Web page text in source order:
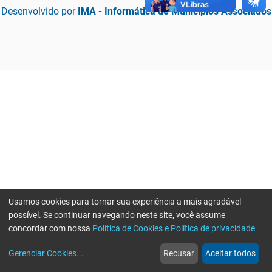
Desenvolvido por IMA - Informática de Municípios Associados
web
Notícias
more_horiz
Mais
Usamos cookies para tornar sua experiência a mais agradável
possível. Se continuar navegando neste site, você assume
concordar com nossa Política de Cookies e Política de privacidade
Gerenciar Cookies... Recusar Aceitar todos
Erro ao enviar informações, por favor tente novamente